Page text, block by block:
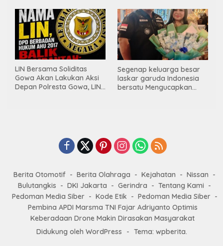
INDONESIA BERSATU
LIN Bersama Soliditas
Gowa Akan Lakukan Aksi
Depan Polresta Gowa, LIN
Segenap keluarga besar
laskar garuda Indonesia
bersatu Mengucapkan
Berita Otomotif Berita Olahraga Kejahatan
Nissan
Bulutangkis
DKI Jakarta Gerindra
Tentang Kami
Pedoman Media Siber
Kode Etik
Pedoman Media Siber
Pembina APDI Marsma TNI Fajar Adriyanto Optimis
Keberadaan Drone Makin Dirasakan Masyarakat
Didukung oleh WordPress
- Tema: wpberita.